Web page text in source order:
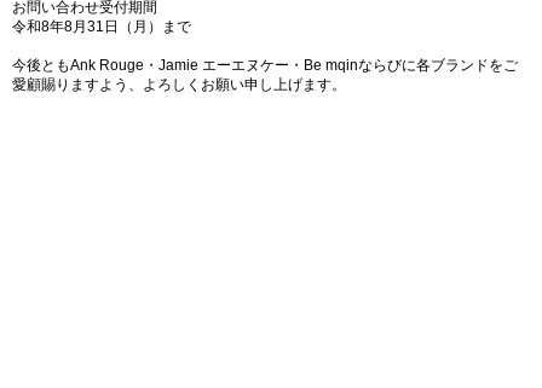
お問い合わせ受付期間
令和8年8月31日（月）まで
今後ともAnk Rouge・Jamie エーエヌケー・Be mqinならびに各ブランドをご
愛顧賜りますよう、よろしくお願い申し上げます。